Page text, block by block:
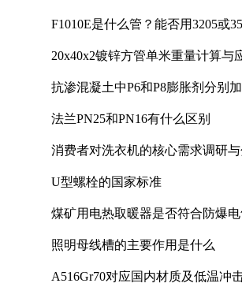
F1010E是什么管？能否用3205或
20x40x2镀锌方管单米重量计算与
抗渗混凝土中P6和P8膨胀剂分别
法兰PN25和PN16有什么区别
消费者对洗衣机的核心需求调研
U型螺栓的国家标准
煤矿用电热取暖器是否符合防爆
照明母线槽的主要作用是什么
A516Gr70对应国内材质及低温冲